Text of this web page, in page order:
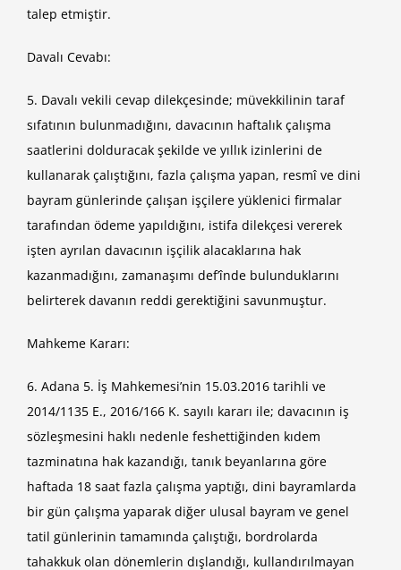
talep etmiştir.
Davalı Cevabı:
5. Davalı vekili cevap dilekçesinde; müvekkilinin taraf
sıfatının bulunmadığını, davacının haftalık çalışma
saatlerini dolduracak şekilde ve yıllık izinlerini de
kullanarak çalıştığını, fazla çalışma yapan, resmî ve dini
bayram günlerinde çalışan işçilere yüklenici firmalar
tarafından ödeme yapıldığını, istifa dilekçesi vererek
işten ayrılan davacının işçilik alacaklarına hak
kazanmadığını, zamanaşımı def’înde bulunduklarını
belirterek davanın reddi gerektiğini savunmuştur.
Mahkeme Kararı:
6. Adana 5. İş Mahkemesi’nin 15.03.2016 tarihli ve
2014/1135 E., 2016/166 K. sayılı kararı ile; davacının iş
sözleşmesini haklı nedenle feshettiğinden kıdem
tazminatına hak kazandığı, tanık beyanlarına göre
haftada 18 saat fazla çalışma yaptığı, dini bayramlarda
bir gün çalışma yaparak diğer ulusal bayram ve genel
tatil günlerinin tamamında çalıştığı, bordrolarda
tahakkuk olan dönemlerin dışlandığı, kullandırılmayan